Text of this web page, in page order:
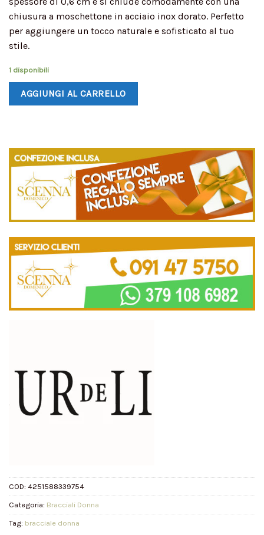
chiusura a moschettone in acciaio inox dorato. Perfetto
per aggiungere un tocco naturale e sofisticato al tuo
stile.
1 disponibili
AGGIUNGI AL CARRELLO
COD: 4251588339754
Categoria: Bracciali Donna
Tag: bracciale donna